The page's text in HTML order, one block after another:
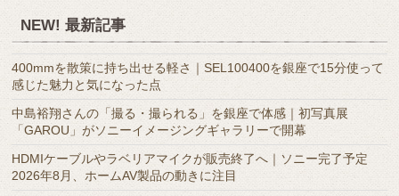
ー
カ
イ
ブ
NEW! 最新記事
400mmを散策に持ち出せる軽さ｜SEL100400を銀座で15分使って
感じた魅力と気になった点
中島裕翔さんの「撮る・撮られる」を銀座で体感｜初写真展
「GAROU」がソニーイメージングギャラリーで開幕
HDMIケーブルやラベリアマイクが販売終了へ｜ソニー完了予定
2026年8月、ホームAV製品の動きに注目